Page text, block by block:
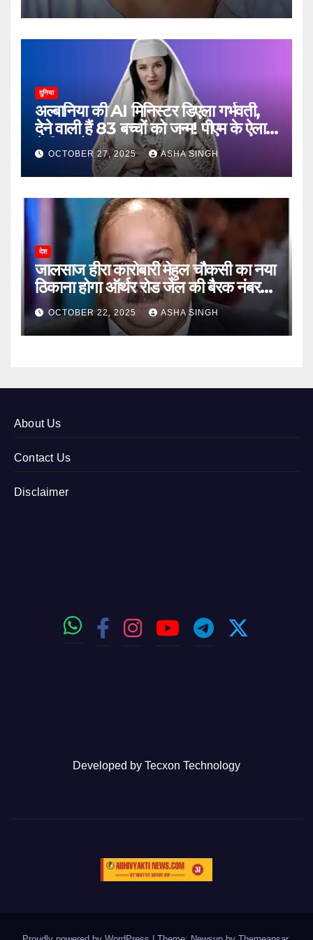
दुनिया
अल्बानिया की AI मिनिस्‍टर डिएला गर्भवती,
देने वाली हैं 83 बच्चों को जन्‍म! पीएम के ऐलान
ने किया हैरान
OCTOBER 27, 2025 ASHA SINGH
देश
जालसाज हीरा कारोबारी मेहुल चौकसी का नया
ठिकाना होगा ऑर्थर रोड जेल की बैरक नंबर
12OCTOBER 22, 2025 ASHA SINGH
About Us
Contact Us
Disclaimer
Developed by Tecxon Technology